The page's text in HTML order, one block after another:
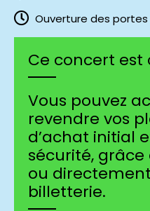
Ouverture des portes
Ce concert est
Vous pouvez
revendre vos
d’achat initial
sécurité, grâce
ou
billetterie.